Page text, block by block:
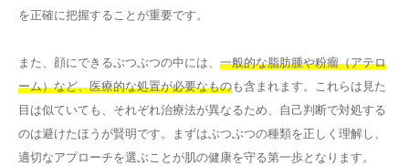
を正確に把握することが重要です。
また、顔にできるぶつぶつの中には、 一般的な脂肪腫や粉瘤（アテロ
ーム）など、医療的な処置が必要なものも含まれます。これらは見た
目は似ていても、それぞれ治療法が異なるため、自己判断で対処する
のは避けたほうが賢明です。まずはぶつぶつの種類を正しく理解し、
適切なアプローチを選ぶことが肌の健康を守る第一歩となります。